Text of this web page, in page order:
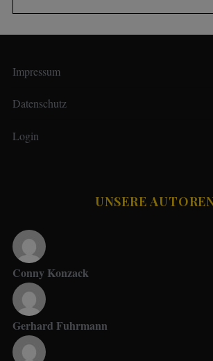
Impressum
Datenschutz
Login
UNSERE
Conny Konzack
Gerhard Fuhrmann